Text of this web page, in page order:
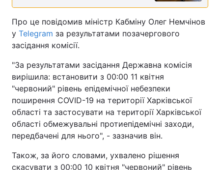
Про це повідомив міністр Кабміну Олег Немчінов
у Telegram за результатами позачергового
засідання комісії.
"За результатами засідання Державна комісія
вирішила: встановити з 00:00 11 квітня
"червоний" рівень епідемічної небезпеки
поширення COVID-19 на території Харківської
області та застосувати на території Харківської
області обмежувальні протиепідемічні заходи,
передбачені для нього", - зазначив він.
Також, за його словами, ухвалено рішення
скасувати з 00:00 10 квітня "червоний" рівень